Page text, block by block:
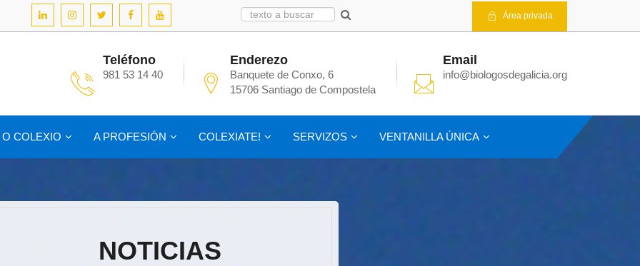
Área privada
Teléfono
981 53 14 40
Enderezo
Banquete de Conxo, 6
15706 Santiago de Compostela
Email
info@biologosdegalicia.org
O COLEXIO A PROFESIÓN COLEXIATE! SERVIZOS VENTANILLA ÚNICA
NOTICIAS